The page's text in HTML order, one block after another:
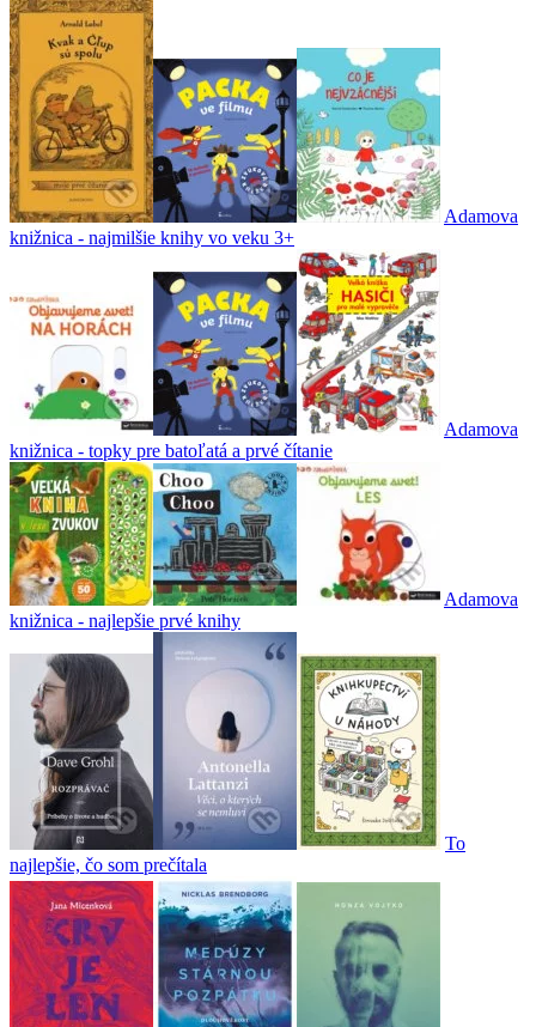
Adamova
knižnica - najmilšie knihy vo veku 3+
Adamova
knižnica - topky pre batoľatá a prvé čítanie
Adamova
knižnica - najlepšie prvé knihy
To
najlepšie, čo som prečítala